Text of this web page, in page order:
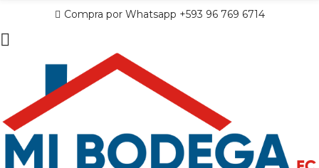
Compra por Whatsapp +593 96 769 6714